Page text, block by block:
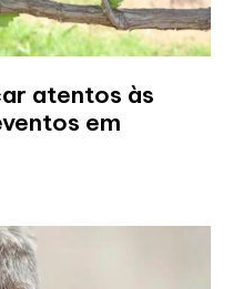
atentos às
em